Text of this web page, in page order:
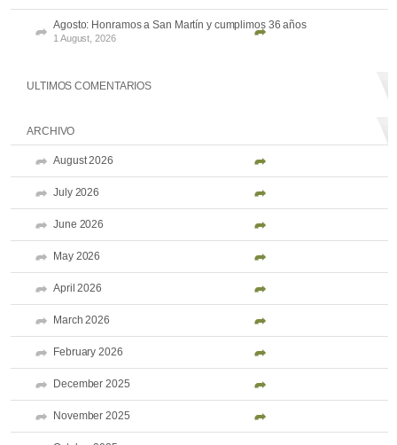
Agosto: Honramos a San Martín y cumplimos 36 años
1 August, 2026
ULTIMOS COMENTARIOS
ARCHIVO
August 2026
July 2026
June 2026
May 2026
April 2026
March 2026
February 2026
December 2025
November 2025